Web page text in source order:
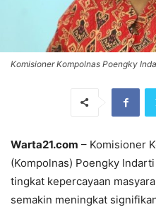
Komisioner Kompolnas Poengky
Warta21.com – Komisioner
(Kompolnas) Poengky
tingkat kepercayaan
semakin meningkat